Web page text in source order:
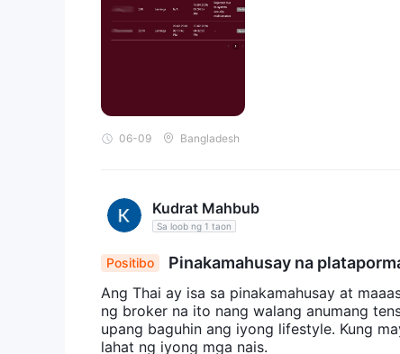
06-09 Bangladesh
Kudrat Mahbub
Sa loob ng 1 taon
Positibo Pinakamahusay na
Ang Thai ay isa sa pinakamahusay at
ng broker na ito nang walang anumang
upang baguhin ang iyong lifestyle. Kung
lahat ng iyong mga nais.